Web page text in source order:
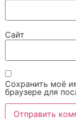
Сайт
Сохранить моё
браузере для